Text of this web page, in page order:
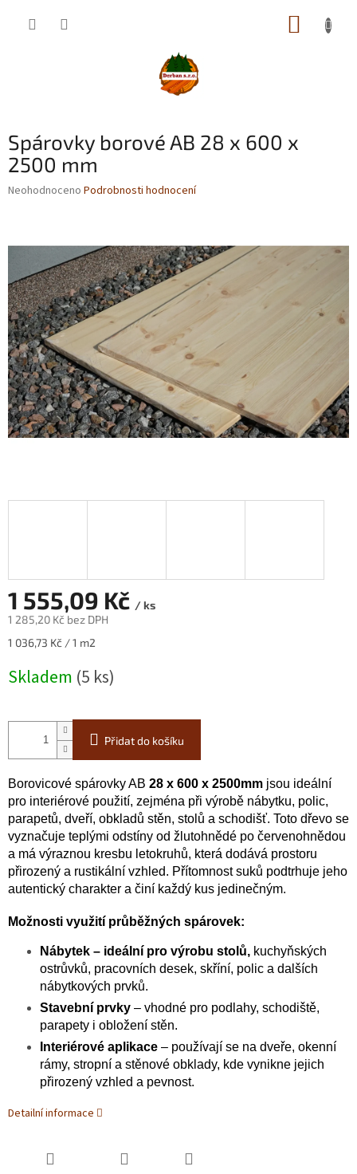
Spárovky borové AB 28 x 600 x
2500 mm
Průměrné
0,0
5
hvězdiček.
Neohodnoceno Podrobnosti hodnocení
1 555,09 Kč / ks
1 285,20 Kč bez DPH
Měrná
1 036,73 Kč / 1 m2
Skladem (5 ks)
Přidat do košíku
Borovicové spárovky AB 28 x 600 x 2500mm jsou ideální
pro interiérové použití, zejména při výrobě nábytku, polic,
parapetů, dveří, obkladů stěn, stolů a schodišť. Toto dřevo se
vyznačuje teplými odstíny od žlutohnědé po červenohnědou
a má výraznou kresbu letokruhů, která dodává prostoru
přirozený a rustikální vzhled. Přítomnost suků podtrhuje jeho
autentický charakter a činí každý kus jedinečným.
Možnosti využití průběžných spárovek:
Nábytek – ideální pro výrobu stolů, kuchyňských
ostrůvků, pracovních desek, skříní, polic a dalších
nábytkových prvků.
Stavební prvky – vhodné pro podlahy, schodiště,
parapety i obložení stěn.
Interiérové aplikace – používají se na dveře, okenní
rámy, stropní a stěnové obklady, kde vynikne jejich
přirozený vzhled a pevnost.
Detailní informace